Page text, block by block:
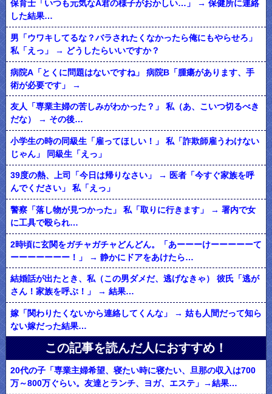
保育士「いつも元気なA君の様子がおかしい…」 → 保健所に連絡
した結果…
男「ウワキしてるな？バラされたくなかったら俺にもやらせろ」
私「えっ」 → どうしたらいいですか？
病院A「とくに問題はないですね」 病院B「腫瘍があります、手
術が必要です」 →
友人「専業主婦の苦しみがわかった？」 私（あ、こいつ切るべき
だな） → その後…
小学生の時の同級生「雇ってほしい！」 私「詐欺師雇うわけない
じゃん」 同級生「えっ」
39度の熱、上司「今日は帰りなさい」 → 医者「今すぐ家族を呼
んでください」 私「えっ」
警察「落し物が見つかった」 私「取りに行きます」 → 署内で女
に工具で殴られ…
2時頃に玄関をガチャガチャどんどん。「あーーーけーーーーーて
ーーーーーーー！」 → 静かにドアをあけたら…
結婚話が出たとき、私（この男ダメだ、逃げなきゃ） 彼氏「逃が
さん！家族を呼ぶ！」 → 結果…
嫁「関わりたくないから連絡してくんな」 → 姑も人間だって知ら
ない嫁だった結果…
この記事を読んだ人におすすめ！
20代の子「専業主婦希望、寝たい時に寝たい、旦那の収入は700
万～800万ぐらい。友達とランチ、ヨガ、エステ」→結果…